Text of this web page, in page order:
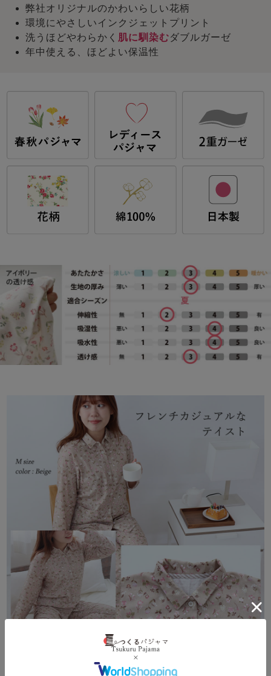
弊社オリジナルのかわいらしい花柄
環境にやさしいインクジェットプリント
洗うほどやわらかく 肌に馴染むダブルガーゼ
年中使える、ほどよい保温性